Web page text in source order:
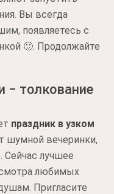
Вы всегда
появляетесь с
🙂. Продолжайте
‒ толкование
праздник в узком
шумной вечеринки,
Сейчас лучшее
любимых
Пригласите